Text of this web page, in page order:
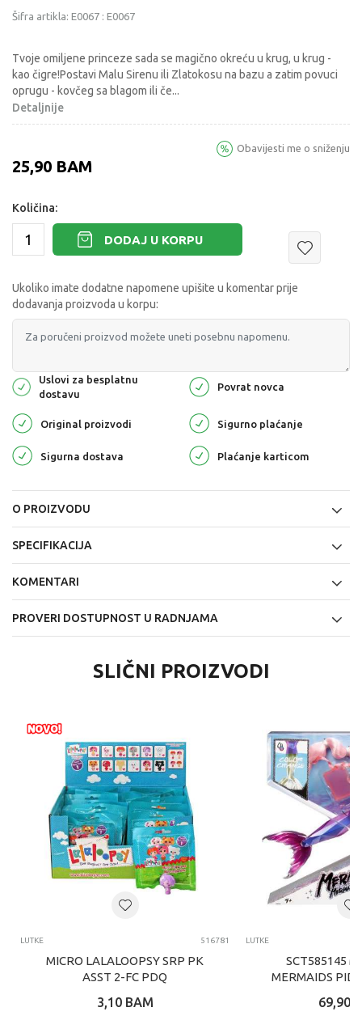
Šifra artikla: E0067 : E0067
Tvoje omiljene princeze sada se magično okreću u krug, u krug -
kao čigre!Postavi Malu Sirenu ili Zlatokosu na bazu a zatim povuci
oprugu - kovčeg sa blagom ili če...
Detaljnije
25,90 BAM
Obavijesti me o sniženju
Količina:
DODAJ U KORPU
Ukoliko imate dodatne napomene upišite u komentar prije
dodavanja proizvoda u korpu:
Uslovi za besplatnu
dostavu
Povrat novca
Original proizvodi Sigurno plaćanje
Sigurna dostava Plaćanje karticom
O PROIZVODU
SPECIFIKACIJA
KOMENTARI
PROVERI DOSTUPNOST U RADNJAMA
SLIČNI PROIZVODI
LUTKE 516781
MICRO LALALOOPSY SRP PK
ASST 2-FC PDQ
3,10 BAM
LUTKE
SCT585145
MERMAIDS
69,90